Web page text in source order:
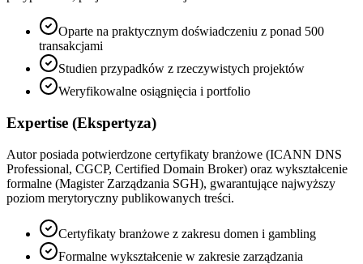
Oparte na praktycznym doświadczeniu z ponad 500
transakcjami
Studien przypadków z rzeczywistych projektów
Weryfikowalne osiągnięcia i portfolio
Expertise (Ekspertyza)
Autor posiada potwierdzone certyfikaty branżowe (ICANN DNS
Professional, CGCP, Certified Domain Broker) oraz wykształcenie
formalne (Magister Zarządzania SGH), gwarantujące najwyższy
poziom merytoryczny publikowanych treści.
Certyfikaty branżowe z zakresu domen i gambling
Formalne wykształcenie w zakresie zarządzania